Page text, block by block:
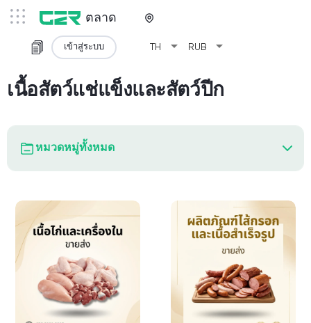
ตลาด
TH arrow_drop_down RUB arrow_drop_down
เข้าสู่ระบบ
เนื้อสัตว์แช่แข็งและสัตว์ปีก
หมวดหมู่ทั้งหมด